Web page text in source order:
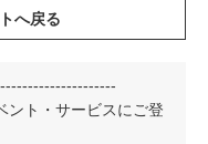
ント・サービスにご登